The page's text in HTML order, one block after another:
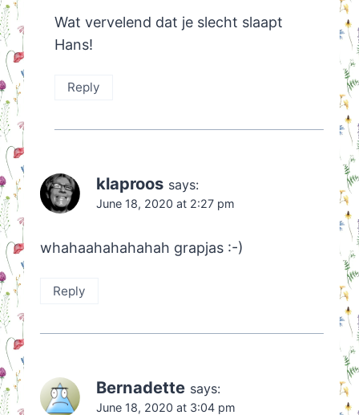
Wat vervelend dat je slecht slaapt
Hans!
Reply
klaproos says:
June 18, 2020 at 2:27 pm
whahaahahahahah grapjas :-)
Reply
Bernadette says:
June 18, 2020 at 3:04 pm